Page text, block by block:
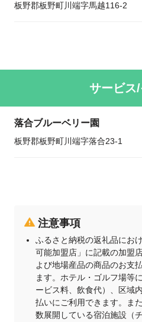
板野郡板野町川端字馬越116-2
サービス
落合ブルーベリー園
板野郡板野町川端字落合23-1
注意事項
ふるさと納税の返礼品にお
可能加盟店」に記載の加盟
よび地場産品の商品のお支
ます。ホテル・ゴルフ場等
ービス料、飲食代）、区域
払いにご利用できます。ま
数展開している宿泊施設（